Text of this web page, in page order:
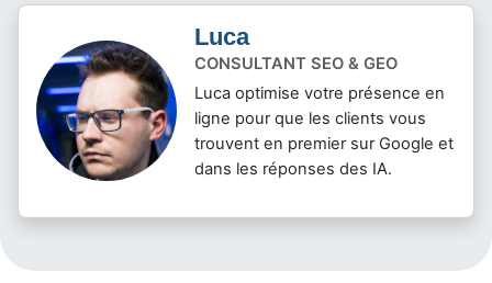
Luca
CONSULTANT SEO & GEO
Luca optimise votre présence en
ligne pour que les clients vous
trouvent en premier sur Google et
dans les réponses des IA.